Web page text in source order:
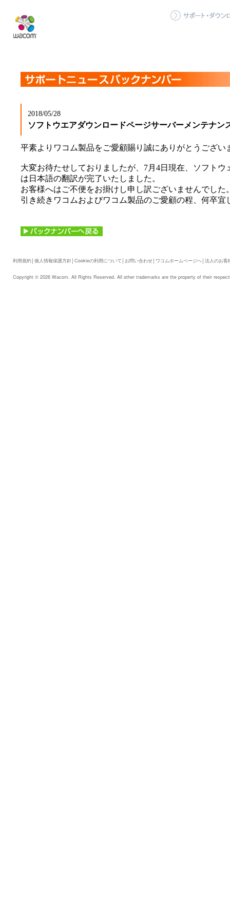
2018/05/28
ソフトウエアダウンロードページサーバーメンテナン
平素よりワコム製品をご愛顧賜り誠にありがとうござい
大変お待たせしておりましたが、7月4日現在、ソフトウ
は日本語の翻訳が完了いたしました。
お客様へはご不便をお掛けし申し訳ございませんでした
引き続きワコムおよびワコム製品のご愛顧の程、何卒宜
利用規約│ 個人情報保護方針│ Cookieの利用について │ お問い合わせ│ ワコムホームページへ│ 法人のお客
Copyright © 2026 Wacom. All Rights Reserved. All other trademarks are the property of their